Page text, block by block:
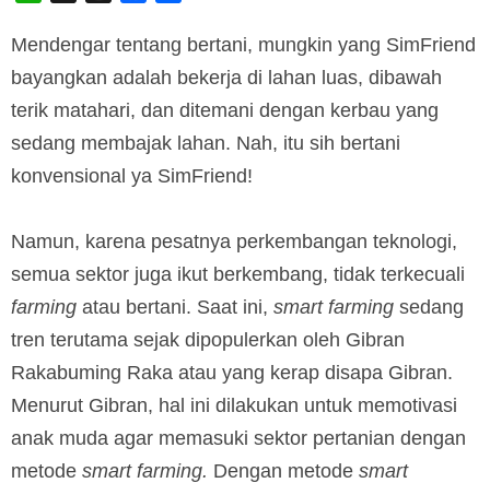
Mendengar tentang bertani, mungkin yang SimFriend
bayangkan adalah bekerja di lahan luas, dibawah
terik matahari, dan ditemani dengan kerbau yang
sedang membajak lahan. Nah, itu sih bertani
konvensional ya SimFriend!
Namun, karena pesatnya perkembangan teknologi,
semua sektor juga ikut berkembang, tidak terkecuali
farming atau bertani. Saat ini, smart farming sedang
tren terutama sejak dipopulerkan oleh Gibran
Rakabuming Raka atau yang kerap disapa Gibran.
Menurut Gibran, hal ini dilakukan untuk memotivasi
anak muda agar memasuki sektor pertanian dengan
metode smart farming. Dengan metode smart